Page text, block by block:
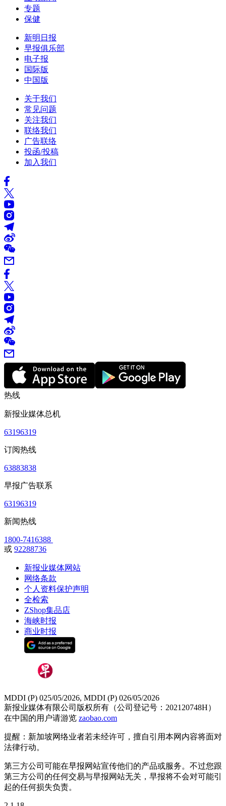
专题
保健
新明日报
早报俱乐部
电子报
国际版
中国版
关于我们
常见问题
关注我们
联络我们
广告联络
投函/投稿
加入我们
热线
新报业媒体总机
63196319
订阅热线
63883838
早报广告联系
63196319
新闻热线
1800-7416388
或 92288736
新报业媒体网站
网络条款
个人资料保护声明
全检索
ZShop集品店
海峡时报
商业时报
MDDI (P) 025/05/2026, MDDI (P) 026/05/2026
新报业媒体有限公司版权所有（公司登记号：202120748H）
在中国的用户请游览 zaobao.com
提醒：新加坡网络业者若未经许可，擅自引用本网内容将面对
法律行动。
第三方公司可能在早报网站宣传他们的产品或服务。不过您跟
第三方公司的任何交易与早报网站无关，早报将不会对可能引
起的任何损失负责。